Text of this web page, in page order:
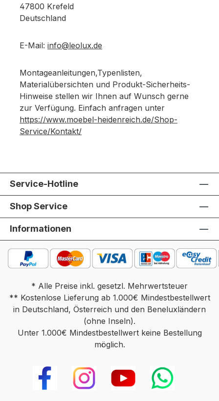
47800 Krefeld
Deutschland
E-Mail: info@leolux.de
Montageanleitungen,Typenlisten,
Materialübersichten und Produkt-Sicherheits-
Hinweise stellen wir Ihnen auf Wunsch gerne
zur Verfügung. Einfach anfragen unter
https://www.moebel-heidenreich.de/Shop-
Service/Kontakt/
Service-Hotline
Shop Service
Informationen
* Alle Preise inkl. gesetzl. Mehrwertsteuer
** Kostenlose Lieferung ab 1.000€ Mindestbestellwert
in Deutschland, Österreich und den Beneluxländern
(ohne Inseln).
Unter 1.000€ Mindestbestellwert keine Bestellung
möglich.